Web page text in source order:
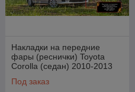
Накладки на передние
фары (реснички) Toyota
Corolla (седан) 2010-2013
Под заказ